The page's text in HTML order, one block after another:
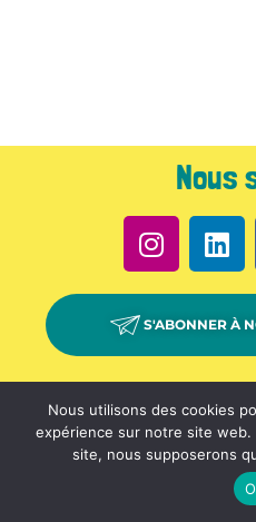
Nous
S'ABONNER À
L’ASSOCIATION
© COPYRIGHT THE GREENER
Nous utilisons des cookies
expérience sur notre site
site, nous supposerons